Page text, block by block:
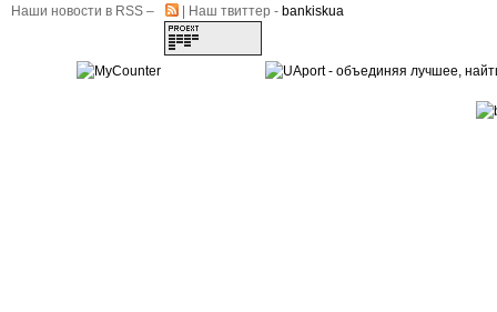
Наши новости в RSS –
| Наш твиттер - bankiskua